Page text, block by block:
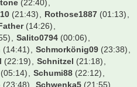
(22:40)
(21:43) Rothose1887 (01:13)
(14:26)
Salito0794 (00:06)
(14:41) Schmorkönig09 (23:38)
(22:19) Schnitzel (21:18)
(05:14) Schumi88 (22:12)